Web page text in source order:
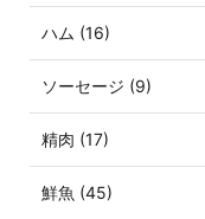
ハム (16)
ソーセージ (9)
精肉 (17)
鮮魚 (45)